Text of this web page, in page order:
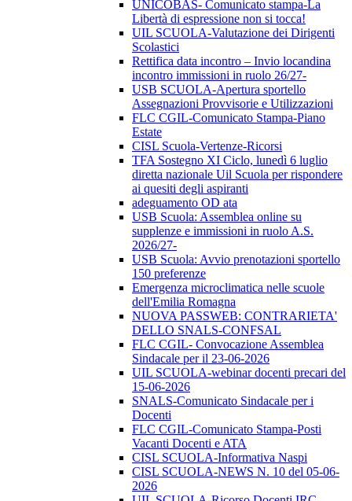
UNICOBAS- Comunicato stampa-La
Libertà di espressione non si tocca!
UIL SCUOLA-Valutazione dei Dirigenti
Scolastici
Rettifica data incontro – Invio locandina
incontro immissioni in ruolo 26/27-
USB SCUOLA-Apertura sportello
Assegnazioni Provvisorie e Utilizzazioni
FLC CGIL-Comunicato Stampa-Piano
Estate
CISL Scuola-Vertenze-Ricorsi
TFA Sostegno XI Ciclo, lunedì 6 luglio
diretta nazionale Uil Scuola per rispondere
ai quesiti degli aspiranti
adeguamento OD ata
USB Scuola: Assemblea online su
supplenze e immissioni in ruolo A.S.
2026/27-
USB Scuola: Avvio prenotazioni sportello
150 preferenze
Emergenza microclimatica nelle scuole
dell'Emilia Romagna
NUOVA PASSWEB: CONTRARIETA'
DELLO SNALS-CONFSAL
FLC CGIL- Convocazione Assemblea
Sindacale per il 23-06-2026
UIL SCUOLA-webinar docenti precari del
15-06-2026
SNALS-Comunicato Sindacale per i
Docenti
FLC CGIL-Comunicato Stampa-Posti
Vacanti Docenti e ATA
CISL SCUOLA-Informativa Naspi
CISL SCUOLA-NEWS N. 10 del 05-06-
2026